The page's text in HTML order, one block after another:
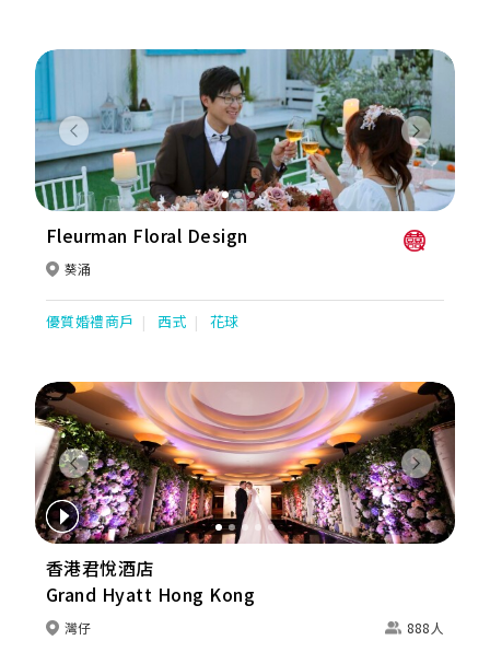
Previous Next
Fleurman Floral Design
葵涌
優質婚禮商戶 西式 花球
Previous Next
香港君悅酒店
Grand Hyatt Hong Kong
灣仔
888人